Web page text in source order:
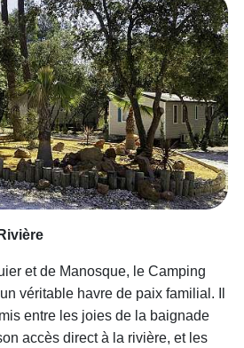
et de Manosque, le Camping
véritable havre de paix familial. Il
entre les joies de la baignade
accès direct à la rivière, et les